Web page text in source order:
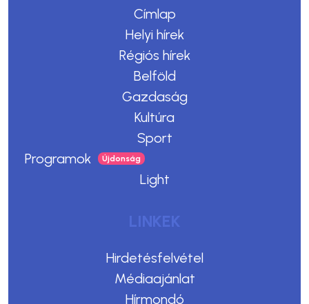
Címlap
Helyi hírek
Régiós hírek
Belföld
Gazdaság
Kultúra
Sport
Programok
Light
LINKEK
Hirdetésfelvétel
Médiaajánlat
Hírmondó